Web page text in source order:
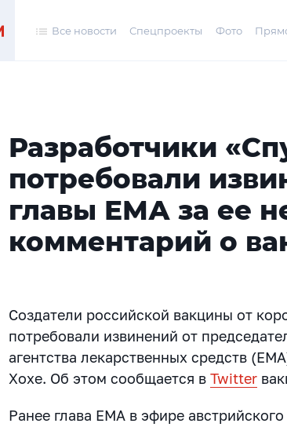
Все новости Спецпроекты Фото
Разработчики
потребовали
главы ЕМА за ее
комментарий о
Создатели российской вакцины от
потребовали извинений от
агентства лекарственных средств
Хохе. Об этом сообщается вTwitter
Ранее глава ЕМА в эфире австрийского